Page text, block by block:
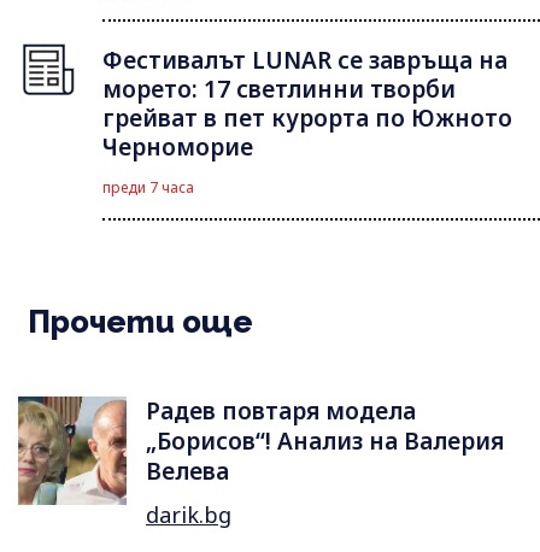
Фестивалът LUNAR се завръща на
морето: 17 светлинни творби
грейват в пет курорта по Южното
Черноморие
преди 7 часа
Прочети още
Радев повтаря модела
„Борисов“! Анализ на Валерия
Велева
darik.bg